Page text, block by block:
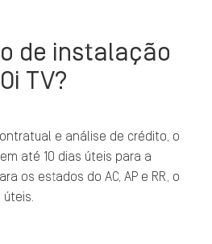
de instalação
TV?
e análise de crédito, o
até 10 dias úteis para a
os estados do AC, AP e RR, o